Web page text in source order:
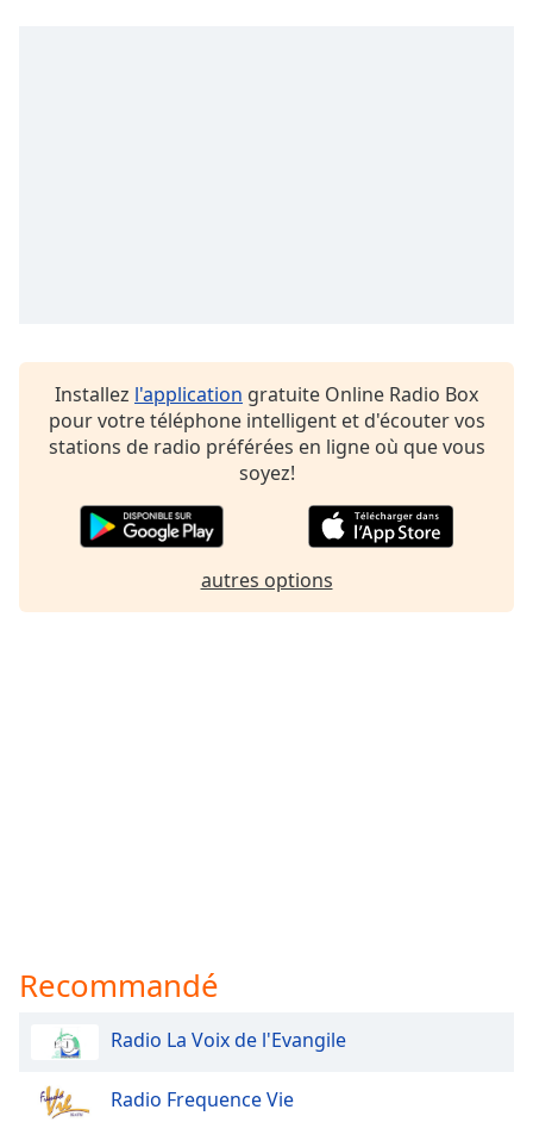
Installez l'application gratuite Online Radio Box
pour votre téléphone intelligent et d'écouter vos
stations de radio préférées en ligne où que vous
soyez!
autres options
Recommandé
Radio La Voix de l'Evangile
Radio Frequence Vie